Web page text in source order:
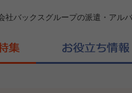
社バックスグループの派遣・ア